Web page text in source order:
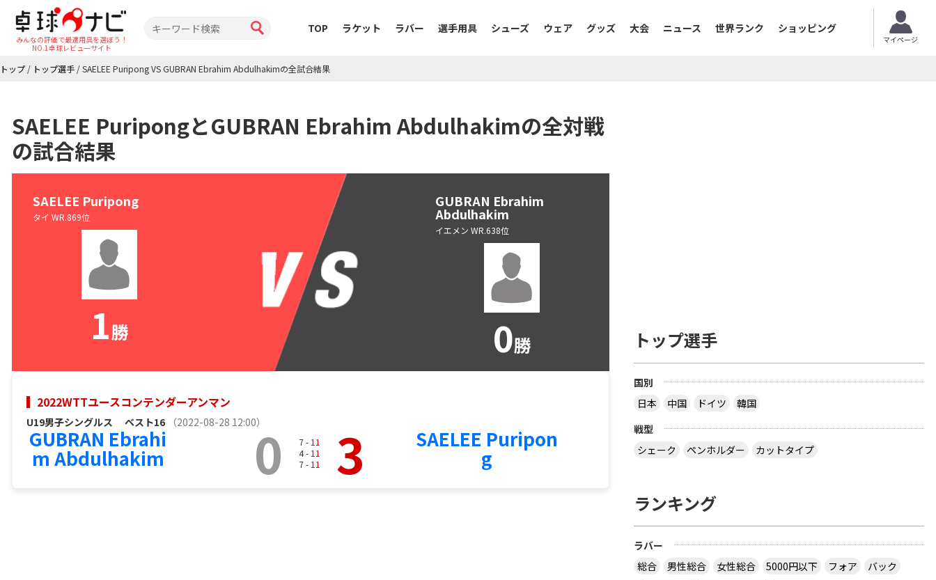
みんなの評価で最適用具を選ぼう！
NO.1卓球レビューサイト
TOP ラケット ラバー 選手用具 シューズ ウェア グッズ 大会 ニュース 世界ランク ショッピング
マイページ
トップ / トップ選手 /SAELEE Puripong VS GUBRAN Ebrahim Abdulhakimの全試合結果
SAELEE PuripongとGUBRAN Ebrahim Abdulhakimの全対戦
の試合結果
SAELEE Puripong
タイ WR.869位
1勝
GUBRAN Ebrahim
Abdulhakim
イエメン WR.638位
0勝
2022WTTユースコンテンダーアンマン
U19男子シングルス ベスト16 （2022-08-28 12:00）
GUBRAN Ebrahi
m Abdulhakim 0 7 - 11
4 - 11
7 - 11 3 SAELEE Puripon
g
トップ選手
国別
日本
中国 ドイツ
韓国
戦型
シェーク
ペンホルダー カットタイプ
ランキング
ラバー
総合
男性総合 女性総合 5000円以下 フォア
バック